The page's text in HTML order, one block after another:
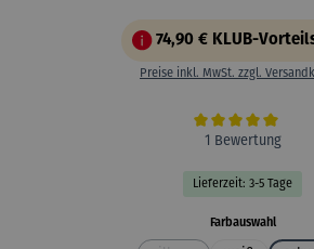
74,90 € KLUB-
Preise inkl. MwSt. zzgl.
Durchschnittliche Bewertung
1 Bewertung
Lieferzeit: 3-5 Tage
Farbauswahl